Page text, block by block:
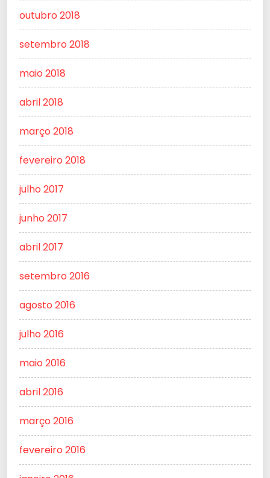
outubro 2018
setembro 2018
maio 2018
abril 2018
março 2018
fevereiro 2018
julho 2017
junho 2017
abril 2017
setembro 2016
agosto 2016
julho 2016
maio 2016
abril 2016
março 2016
fevereiro 2016